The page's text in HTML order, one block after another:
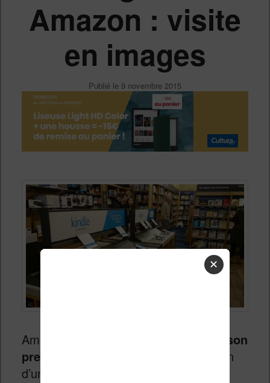
Amazon : visite
en images
Publié le 9 novembre 2015
Amazon a ouvert la semaine dernière
son
premier magasin à Seattle
. L’occasion
d’une petite visite en images.
✕